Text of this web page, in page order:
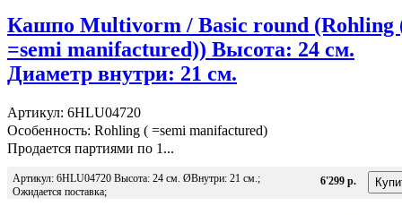
Кашпо Multivorm / Basic round (Rohling
=semi manifactured)) Высота: 24 см.
Диаметр внутри: 21 см.
Артикул: 6HLU04720
Особенность: Rohling ( =semi manifactured)
Продается партиями по 1...
Артикул: 6HLU04720 Высота: 24 см. ØВнутри: 21 см.;
Ожидается поставка;
6'299 р.